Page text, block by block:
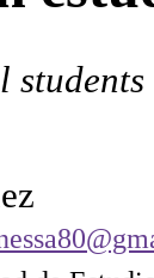
students